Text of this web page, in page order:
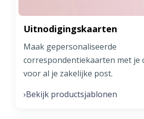
Uitnodigingskaarten
Maak gepersonaliseerde
correspondentiekaarten met je
voor al je zakelijke post.
›Bekijk productsjablonen